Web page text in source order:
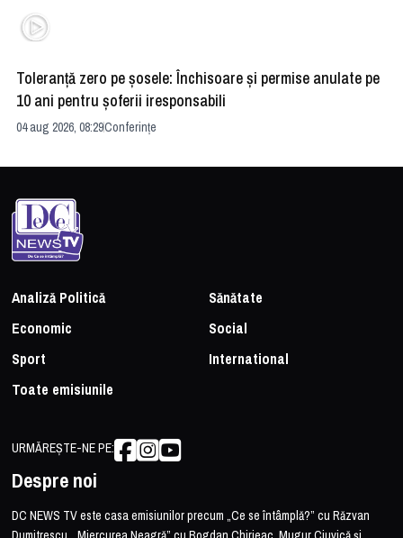
Toleranță zero pe șosele: Închisoare și permise anulate pe
10 ani pentru șoferii iresponsabili
04 aug 2026, 08:29Conferințe
Analiză Politică
Sănătate
Economic
Social
Sport
International
Toate emisiunile
URMĂREȘTE-NE PE:
Despre noi
DC NEWS TV este casa emisiunilor precum „Ce se întâmplă?” cu Răzvan